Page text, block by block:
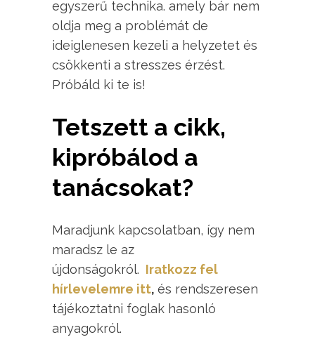
egyszerű technika. amely bár nem
oldja meg a problémát de
ideiglenesen kezeli a helyzetet és
csökkenti a stresszes érzést.
Próbáld ki te is!
Tetszett a cikk,
kipróbálod a
tanácsokat?
Maradjunk kapcsolatban, így nem
maradsz le az
újdonságokról. Iratkozz fel
hírlevelemre itt, és rendszeresen
tájékoztatni foglak hasonló
anyagokról.